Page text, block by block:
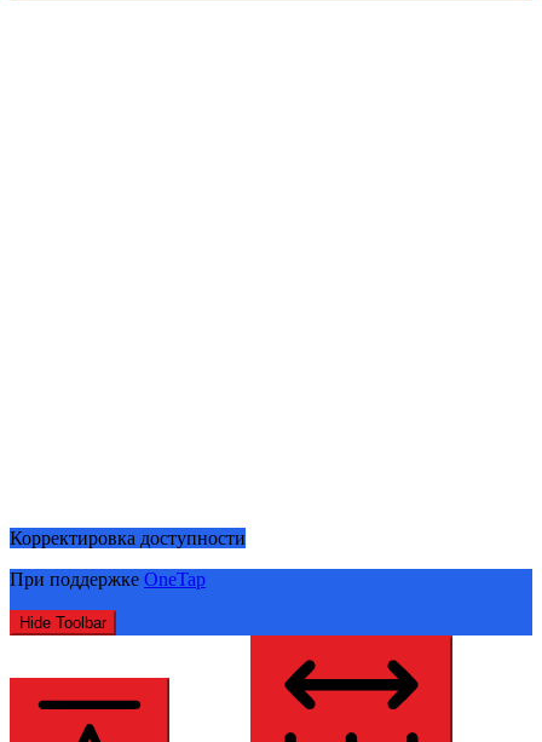
Корректировка доступности
При поддержке OneTap
Hide Toolbar